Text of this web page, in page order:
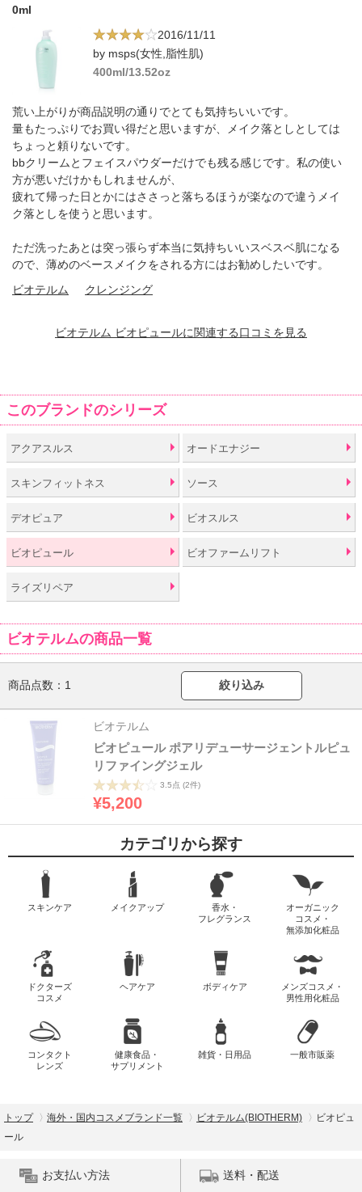
0ml
2016/11/11
by msps(女性,脂性肌)
400ml/13.52oz
荒い上がりが商品説明の通りでとても気持ちいいです。
量もたっぷりでお買い得だと思いますが、メイク落としとしては
ちょっと頼りないです。
bbクリームとフェイスパウダーだけでも残る感じです。私の使い
方が悪いだけかもしれませんが、
疲れて帰った日とかにはささっと落ちるほうが楽なので違うメイ
ク落としを使うと思います。
ただ洗ったあとは突っ張らず本当に気持ちいいスベスベ肌になる
ので、薄めのベースメイクをされる方にはお勧めしたいです。
ビオテルム
クレンジング
ビオテルム ビオピュールに関連する口コミを見る
このブランドのシリーズ
アクアスルス オードエナジー
スキンフィットネス ソース
デオピュア ビオスルス
ビオピュール ビオファームリフト
ライズリペア
ビオテルムの商品一覧
商品点数： 1 絞り込み
ビオテルム
ビオピュール ポアリデューサージェントルピュ
リファイングジェル
3.5点 (2件)
¥5,200
カテゴリから探す
スキンケア メイクアップ
香水・
フレグランス
オーガニック
コスメ・
無添加化粧品
ドクターズ
コスメ
ヘアケア ボディケア
メンズコスメ・
男性用化粧品
コンタクト
レンズ
健康食品・
サプリメント
雑貨・日用品 一般市販薬
トップ 海外・国内コスメブランド一覧 ビオテルム(BIOTHERM)
ビオピュ
ール
お支払い方法 送料・配送